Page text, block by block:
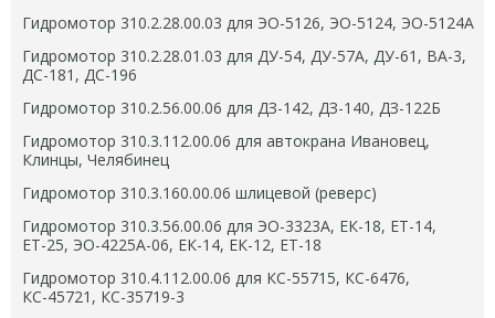
Гидромотор 310.2.28.00.03 для ЭО-5126, ЭО-5124, ЭО-5124А
Гидромотор 310.2.28.01.03 для ДУ-54, ДУ-57А, ДУ-61, ВА-3,
ДС-181, ДС-196
Гидромотор 310.2.56.00.06 для ДЗ-142, ДЗ-140, ДЗ-122Б
Гидромотор 310.3.112.00.06 для автокрана Ивановец,
Клинцы, Челябинец
Гидромотор 310.3.160.00.06 шлицевой (реверс)
Гидромотор 310.3.56.00.06 для ЭО-3323А, ЕК-18, ЕТ-14,
ЕТ-25, ЭО-4225А-06, ЕК-14, ЕК-12, ЕТ-18
Гидромотор 310.4.112.00.06 для КС-55715, КС-6476,
КС-45721, КС-35719-3